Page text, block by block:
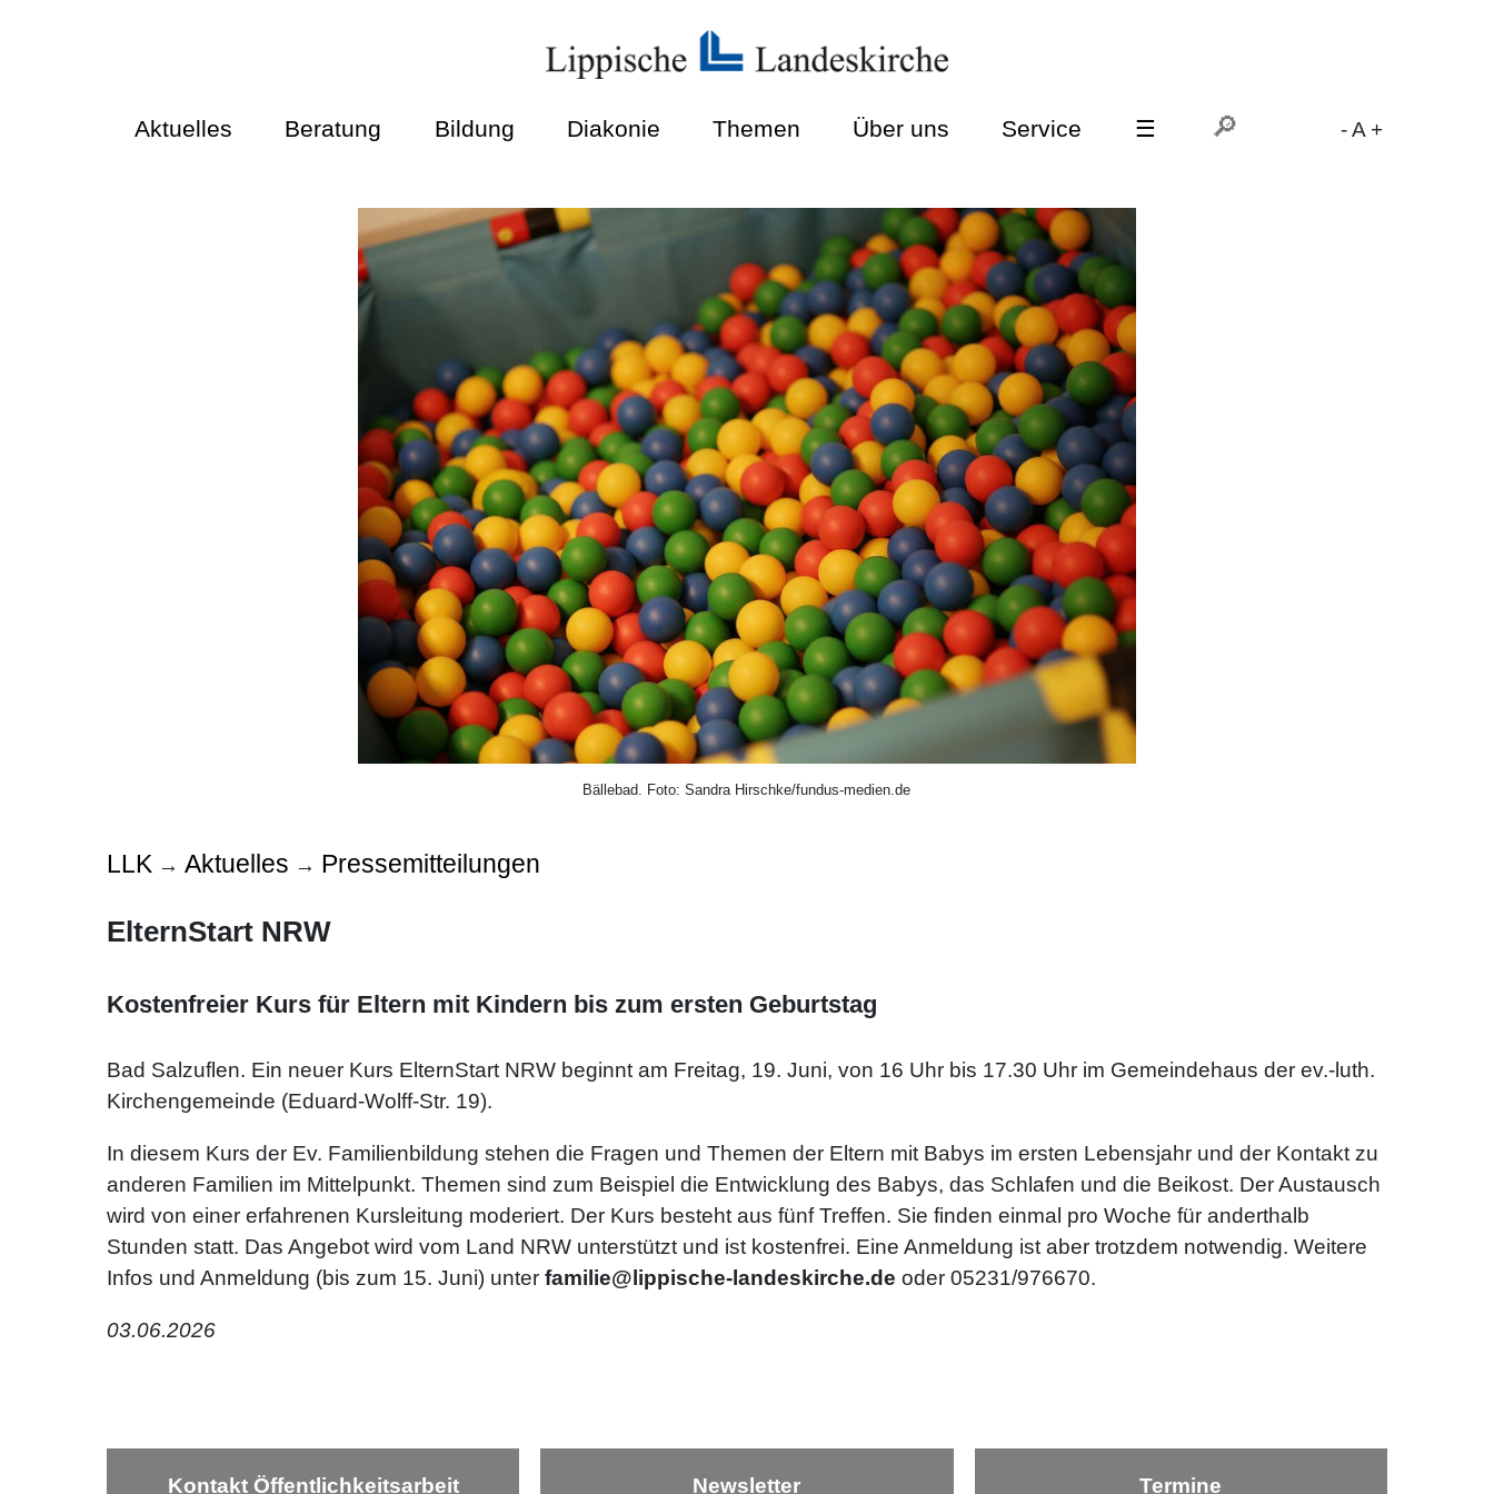
Aktuelles Beratung Bildung Diakonie Themen Über uns Service ☰ -A +
Bällebad. Foto: Sandra Hirschke/fundus-medien.de
LLK→ Aktuelles → Pressemitteilungen
ElternStart NRW
Kostenfreier Kurs für Eltern mit Kindern bis zum ersten Geburtstag
Bad Salzuflen. Ein neuer Kurs ElternStart NRW beginnt am Freitag, 19. Juni, von 16 Uhr bis 17.30 Uhr im Gemeindehaus der ev.-luth.
Kirchengemeinde (Eduard-Wolff-Str. 19).
In diesem Kurs der Ev. Familienbildung stehen die Fragen und Themen der Eltern mit Babys im ersten Lebensjahr und der Kontakt zu
anderen Familien im Mittelpunkt. Themen sind zum Beispiel die Entwicklung des Babys, das Schlafen und die Beikost. Der Austausch
wird von einer erfahrenen Kursleitung moderiert. Der Kurs besteht aus fünf Treffen. Sie finden einmal pro Woche für anderthalb
Stunden statt. Das Angebot wird vom Land NRW unterstützt und ist kostenfrei. Eine Anmeldung ist aber trotzdem notwendig. Weitere
Infos und Anmeldung (bis zum 15. Juni) unter familie@lippische-landeskirche.de oder 05231/976670.
03.06.2026
Kontakt Öffentlichkeitsarbeit Newsletter Termine